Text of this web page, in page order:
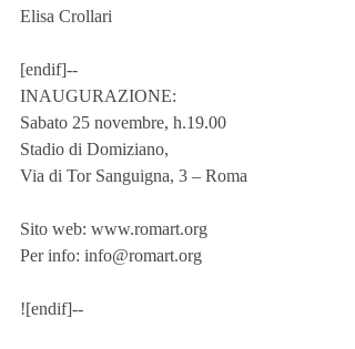
Elisa Crollari
[endif]--
Sabato 25 novembre, h.19.00
Stadio di Domiziano,
Via di Tor Sanguigna, 3 – Roma
Sito web: www.romart.org
Per info: info@romart.org
![endif]--